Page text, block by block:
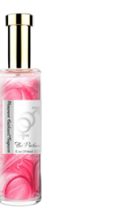
hương tự nhiên.